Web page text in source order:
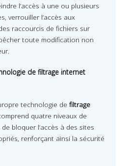
l’accès à une ou plusieurs
verrouiller l’accès aux
raccourcis de fichiers sur
toute modification non
de filtrage internet
technologie de filtrage
quatre niveaux de
bloquer l’accès à des sites
renforçant ainsi la sécurité